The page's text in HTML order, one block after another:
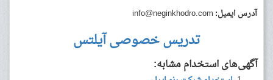
آدرس ایمیل: info@neginkhodro.com
تدریس خصوصی آیلتس
آگهی‌های استخدام مشابه: